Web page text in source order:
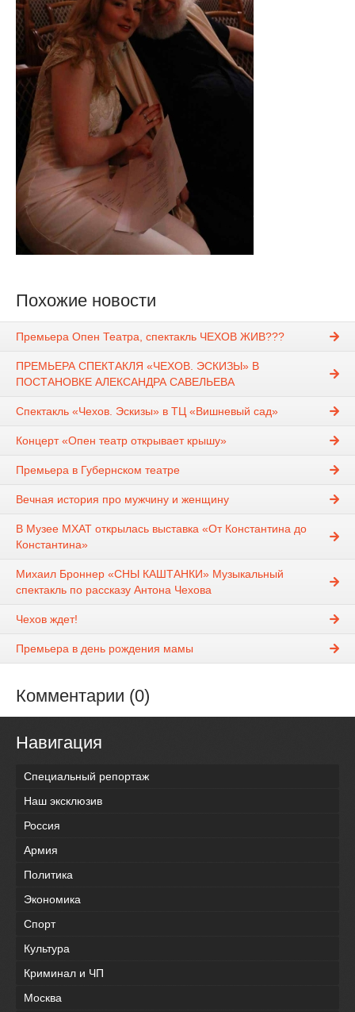
Похожие новости
Премьера Опен Театра, спектакль ЧЕХОВ ЖИВ???
ПРЕМЬЕРА СПЕКТАКЛЯ «ЧЕХОВ. ЭСКИЗЫ» В
ПОСТАНОВКЕ АЛЕКСАНДРА САВЕЛЬЕВА
Спектакль «Чехов. Эскизы» в ТЦ «Вишневый сад»
Концерт «Опен театр открывает крышу»
Премьера в Губернском театре
Вечная история про мужчину и женщину
В Музее МХАТ открылась выставка «От Константина до
Константина»
Михаил Броннер «СНЫ КАШТАНКИ» Музыкальный
спектакль по рассказу Антона Чехова
Чехов ждет!
Премьера в день рождения мамы
Комментарии (0)
Навигация
Специальный репортаж
Наш эксклюзив
Россия
Армия
Политика
Экономика
Спорт
Культура
Криминал и ЧП
Москва